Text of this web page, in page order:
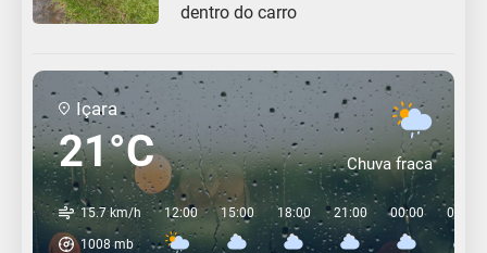
dentro do carro
Içara
21°C Chuva fraca
15.7 km/h
1008 mb
12:00 15:00 18:00 21:00 00:00 03:00